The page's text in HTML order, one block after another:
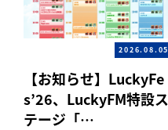
2026.08.05
【お知らせ】LuckyFe
s’26、LuckyFM特設ス
テージ「…